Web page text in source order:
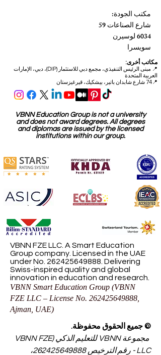
مكتب الجودة:
شارع الصناعات 59
6034 لوسيرن
سويسرا
مكاتب أخرى:
📍
مبنى الرئيس التنفيذي، مجمع دبي للاستثمار (DIP)، دبي، الإمارات
العربية المتحدة
📍74 شارع شابدان باتير، بيشكيك، قيرغيزستان
VBNN Education Group is not a university
and does not award degrees. All degrees
and diplomas are issued by the licensed
institutions within our group.
VBNN FZE LLC. A Smart Education
Group company. Licensed in the UAE
under No. 262425649888 . Delivering
Swiss-inspired quality and global
innovation in education and research.
VBNN Smart Education Group (VBNN
FZE LLC – License No. 262425649888
Ajman, UAE)
© جميع الحقوق محفوظة.
مجموعة VBNN للتعليم الذكي (VBNN FZE
LLC - رقم الترخيص
262425649888،